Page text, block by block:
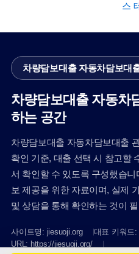
스
차량담보대출 자동차담보대
차량담보대출 자동차
하는 공간
차량담보대출 자동차담보대출
확인 기준, 대출 선택 시 참고할
서 확인할 수 있도록 구성했습
보 제공을 위한 자료이며, 실제
및 상담을 통해 확인하는 것이
사이트명: jiesuoji.org
대표 키워드
URL: https://jiesuoji.org/